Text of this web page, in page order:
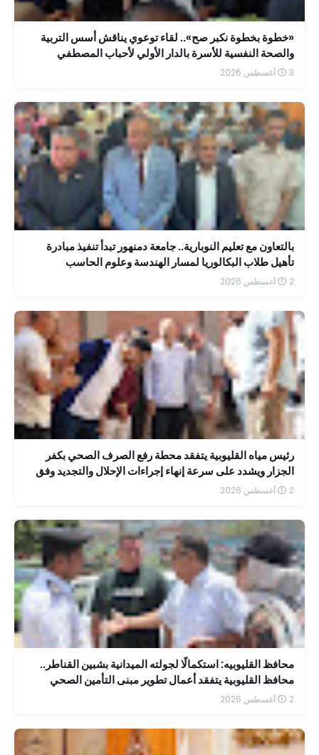
«خطوة بخطوة نكبر صح».. لقاء توعوي يناقش أسس التربية
والصحة النفسية للأسرة بالدار الأولي لأحباب المصطفي
3 أغسطس 2026
بالتعاون مع تعليم النوبارية.. جامعة دمنهور تبدأ تنفيذ مبادرة
تأهيل طلاب البكالوريا لمسار الهندسة وعلوم الحاسب
2 أغسطس 2026
رئيس مياه القليوبية يتفقد محطة رفع الصرف الصحي بكفر
الجزار ويشدد على سرعة إنهاء إجراءات الإحلال والتجديد وفق
جدول زمني محدد
2 أغسطس 2026
محافظ القليوبيه: استكمالًا لجولته الميدانية بشبين القناطر..
محافظ القليوبية يتفقد أعمال تطوير مبنى التأمين الصحي
بمستشفى الشاملة
2 أغسطس 2026